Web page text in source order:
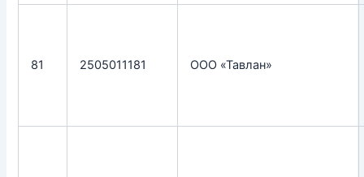
81 2505011181 ООО «Тавлан»